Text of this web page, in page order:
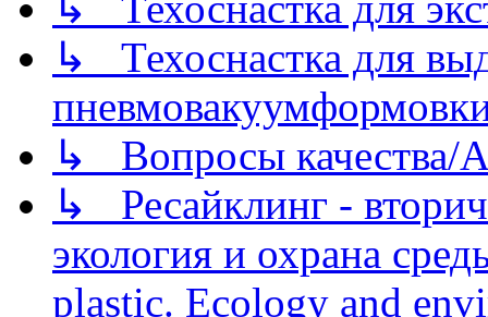
↳ Техоснастка для
↳ Вопросы качества/
↳ Ресайклинг -
экология и охрана
plastic. Ecology and